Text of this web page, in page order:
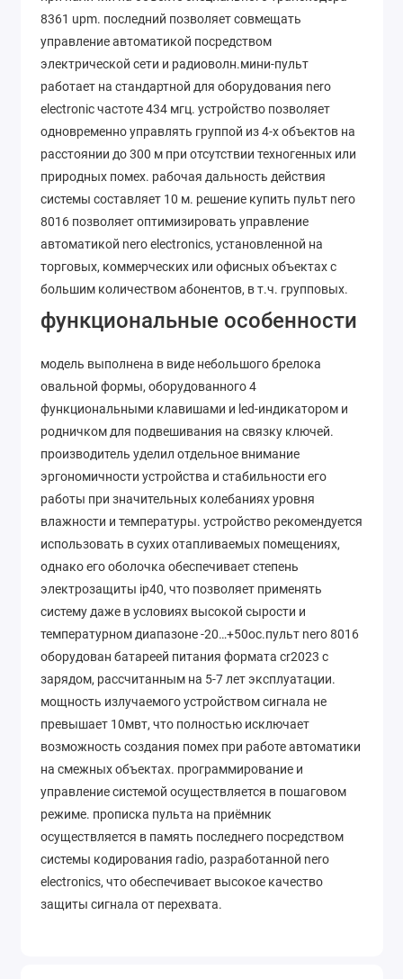
8361 upm. последний позволяет совмещать
управление автоматикой посредством
электрической сети и радиоволн.мини-пульт
работает на стандартной для оборудования nero
electronic частоте 434 мгц. устройство позволяет
одновременно управлять группой из 4-х объектов на
расстоянии до 300 м при отсутствии техногенных или
природных помех. рабочая дальность действия
системы составляет 10 м. решение купить пульт nero
8016 позволяет оптимизировать управление
автоматикой nero electronics, установленной на
торговых, коммерческих или офисных объектах с
большим количеством абонентов, в т.ч. групповых.
функциональные особенности
модель выполнена в виде небольшого брелока
овальной формы, оборудованного 4
функциональными клавишами и led-индикатором и
родничком для подвешивания на связку ключей.
производитель уделил отдельное внимание
эргономичности устройства и стабильности его
работы при значительных колебаниях уровня
влажности и температуры. устройство рекомендуется
использовать в сухих отапливаемых помещениях,
однако его оболочка обеспечивает степень
электрозащиты ip40, что позволяет применять
систему даже в условиях высокой сырости и
температурном диапазоне -20…+50ос.пульт nero 8016
оборудован батареей питания формата сr2023 с
зарядом, рассчитанным на 5-7 лет эксплуатации.
мощность излучаемого устройством сигнала не
превышает 10мвт, что полностью исключает
возможность создания помех при работе автоматики
на смежных объектах. программирование и
управление системой осуществляется в пошаговом
режиме. прописка пульта на приёмник
осуществляется в память последнего посредством
системы кодирования radio, разработанной nero
electronics, что обеспечивает высокое качество
защиты сигнала от перехвата.